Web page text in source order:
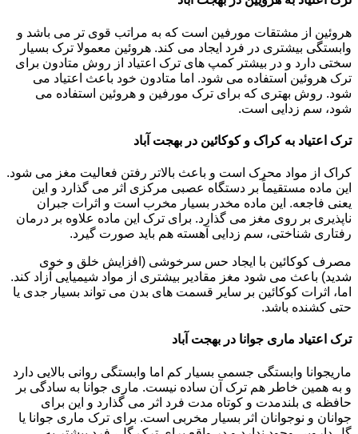
هروئین از مشتقات مورفین است که به مراتب قوی تر می باشد و
وابستگی بیشتری در فرد ایجاد می کند. هروئین معمولا ترک بسیار
سختی دارد و در بیشتر کمپ های ترک اعتیاد از روش متادون برای
ترک هروئین استفاده می شود. اما متادون خود باعث اعتیاد می
شود. روش بهتری که برای ترک مورفین و هروئین استفاده می
شود، سم زدایی است.
ترک اعتیاد به کراک و کوکائین در بهجت آباد
کراک از مواد محرک است و باعث بالاتر رفتن فعالیت مغز می شود.
این ماده مستقیماً بر دستگاه عصبی مرکزی اثر می گذارد و این
یعنی فاجعه. این ماده مخدر بسیار مخرب است و اثرات جبران
ناپذیری بر روی مغز می گذارد. برای ترک این ماده علاوه بر درمان
رفتاری شناختی، سم زدایی آهسته هم باید صورت گیرد.
مصرف کوکائین با ایجاد حس سرخوشی (افزایش خلق و خوی
شدید) باعث می شود مغز مقادیر بیشتری از مواد شیمیایی آزاد کند.
اما، اثرات کوکائین بر سایر قسمت های بدن می تواند بسیار جدی یا
حتی کشنده باشد.
ترک اعتیاد ماری جوانا در بهجت آباد
ماریجوانا وابستگی جسمی بسیار کم اما وابستگی روانی بالایی دارد
و به همین خاطر هم ترک آن ساده نیست. ماری جوانا به سادگی بر
حافظه ی بلندمدت و کوتاه مدت فرد اثر می گذارد و این برای
جوانان و نوجوانان اثر بسیار مخربی است. برای ترک ماری جوانا یا